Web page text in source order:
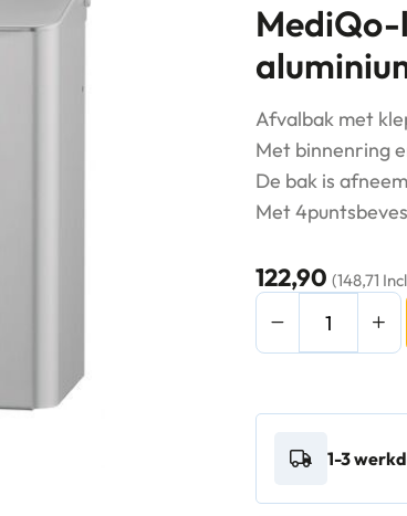
Afvalbak met
Met binnenring
De bak is
Met
122,90(148,71
aluminium
1-3